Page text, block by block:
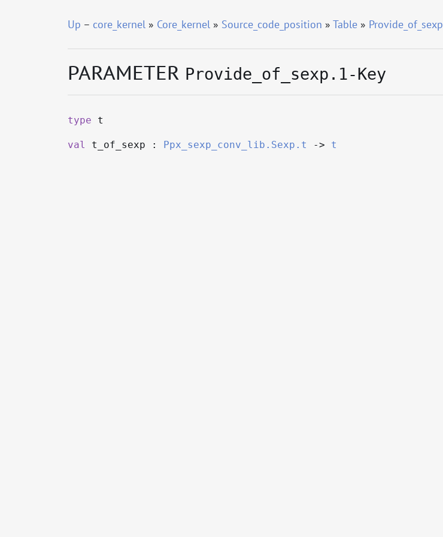
Up – core_kernel» Core_kernel» Source_code_position » Table» Provide_of_sexp
PARAMETER Provide_of_sexp.1-Key
type t
val t_of_sexp : Ppx_sexp_conv_lib.Sexp.t -> t